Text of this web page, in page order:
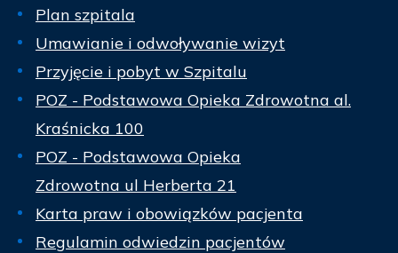
Plan szpitala
Umawianie i odwoływanie wizyt
Przyjęcie i pobyt w Szpitalu
POZ - Podstawowa Opieka Zdrowotna al.
Kraśnicka 100
POZ - Podstawowa Opieka
Zdrowotna ul Herberta 21
Karta praw i obowiązków pacjenta
Regulamin odwiedzin pacjentów